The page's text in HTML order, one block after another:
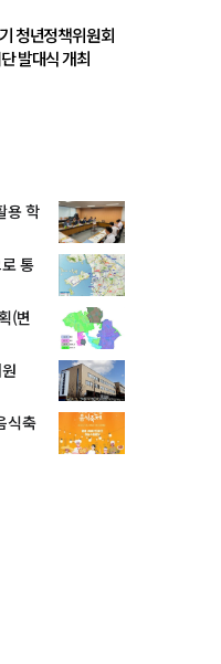
청년정책위원회
발대식 개최
용 학
통
(변
식축